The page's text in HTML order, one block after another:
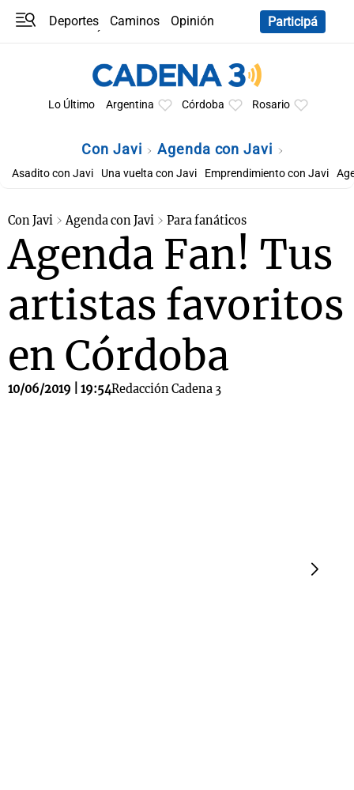
Deportes Caminos
Opinión
Participá
Lo Último Argentina Córdoba Rosario
Con Javi Agenda con Javi
Asadito con Javi Una vuelta con Javi Emprendimiento con Javi
Con Javi Agenda con Javi Para fanáticos
Agenda Fan! Tus
artistas favoritos
en Córdoba
10/06/2019 | 19:54Redacción Cadena 3